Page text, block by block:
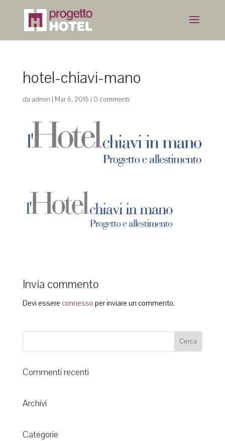
hotel-chiavi-mano
da admin | Mar 6, 2015 | 0 commenti
Invia commento
Devi essere connesso per inviare un commento.
Commenti recenti
Archivi
Categorie